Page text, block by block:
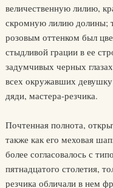
величественную лилию,
скромную лилию долины;
розовым оттенком был
стыдливой грации в ее
задумчивых черных
всех окружавших девушку
дяди, мастера-резчика.
Почтенная полнота,
также как его меховая
более согласовалось с
пятнадцатого столетия,
резчика обличали в нем